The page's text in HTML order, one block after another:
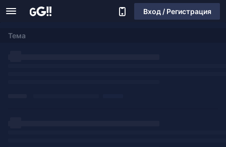
Вход / Регистрация
Тема